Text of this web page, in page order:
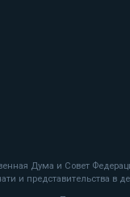
Дума и Совет
и представительства в